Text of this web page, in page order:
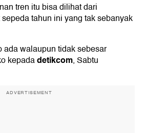
tren itu bisa dilihat dari
tahun ini yang tak sebanyak
ada walaupun tidak sebesar
kepadadetikcom, Sabtu
ADVERTISEMENT